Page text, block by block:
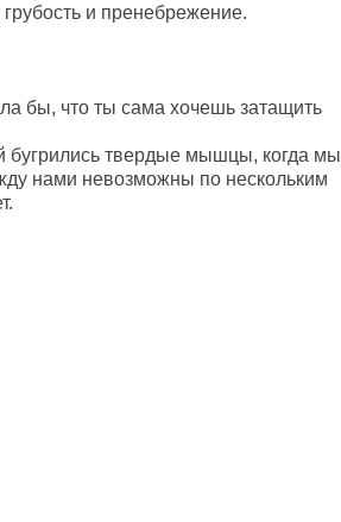
и пренебрежение.
бы, что ты сама хочешь затащить
бугрились твердые мышцы, когда мы
нами невозможны по нескольким